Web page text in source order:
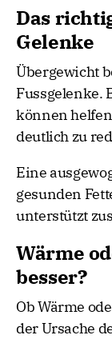
Das
Gelenke
Übergewicht
Fussgelenke.
können
deutlich zu
Eine
gesunden
unterstützt
Wärme
besser?
Ob Wärme
der Ursache